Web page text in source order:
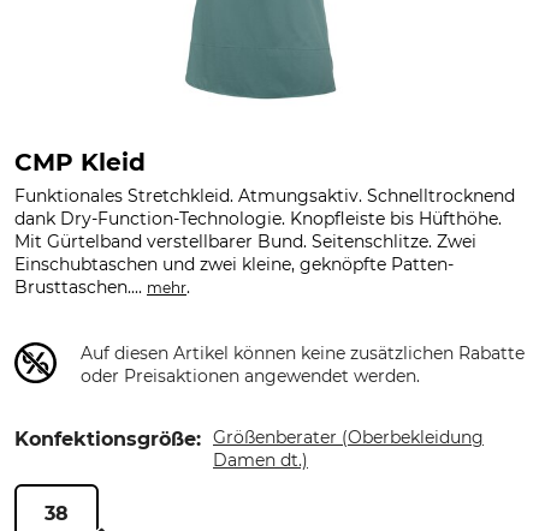
CMP Kleid
Funktionales Stretchkleid. Atmungsaktiv. Schnelltrocknend
dank Dry-Function-Technologie. Knopfleiste bis Hüfthöhe.
Mit Gürtelband verstellbarer Bund. Seitenschlitze. Zwei
Einschubtaschen und zwei kleine, geknöpfte Patten-
Brusttaschen.... mehr.
Auf diesen Artikel können keine zusätzlichen Rabatte
oder Preisaktionen angewendet werden.
Konfektionsgröße: Größenberater (Oberbekleidung
Damen dt.)
38